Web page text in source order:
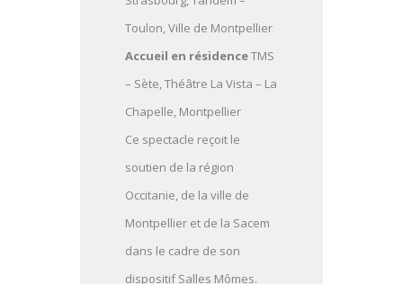
Toulon, Ville de Montpellier
Accueil en résidenceTMS
– Sète, Théâtre La Vista – La
Chapelle, Montpellier
Ce spectacle reçoit le
soutien de la région
Occitanie, de la ville de
Montpellier et de la Sacem
dans le cadre de son
dispositif Salles Mômes.